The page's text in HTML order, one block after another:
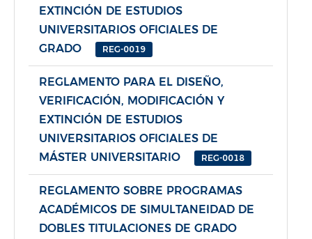
EXTINCIÓN DE ESTUDIOS
UNIVERSITARIOS OFICIALES DE
GRADO
REG-0019
REGLAMENTO PARA EL DISEÑO,
VERIFICACIÓN, MODIFICACIÓN Y
EXTINCIÓN DE ESTUDIOS
UNIVERSITARIOS OFICIALES DE
MÁSTER UNIVERSITARIO
REG-0018
REGLAMENTO SOBRE PROGRAMAS
ACADÉMICOS DE SIMULTANEIDAD DE
DOBLES TITULACIONES DE GRADO